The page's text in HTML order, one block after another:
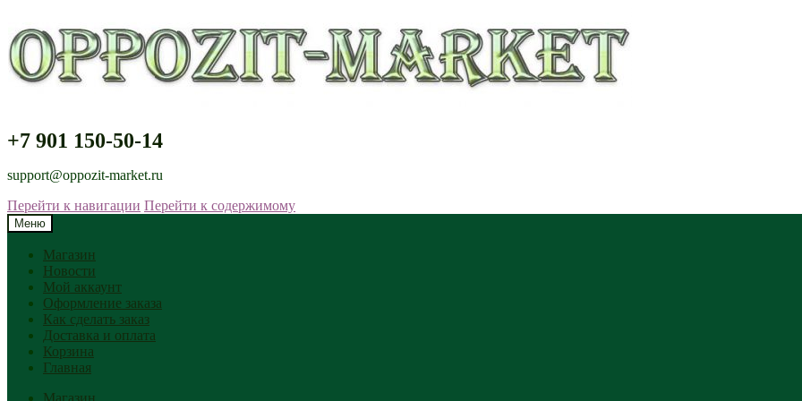
+7 901 150-50-14
support@oppozit-market.ru
Перейти к навигации Перейти к содержимому
Меню
Магазин
Новости
Мой аккаунт
Оформление заказа
Как сделать заказ
Доставка и оплата
Корзина
Главная
Магазин